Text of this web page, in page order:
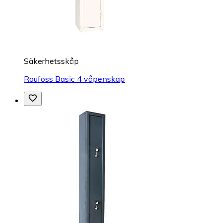
Säkerhetsskåp
Raufoss Basic 4 våpenskap